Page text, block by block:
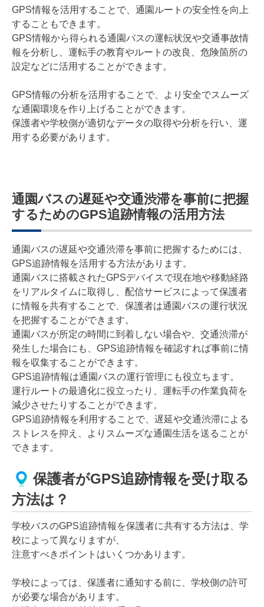
GPS情報を活用することで、通園ルートの安全性を向上
することもできます。
GPS情報から得られる通園バスの運転状況や交通事故情
報を分析し、運転手の教育やルートの改良、危険箇所の
設定などに活用することができます。
GPS情報の分析を活用することで、より安全でスムーズ
な通園環境を作り上げることができます。
保護者や学校側が適切なデータの取得や分析を行い、運
用する必要があります。
通園バスの遅延や交通渋滞を事前に把握
するためのGPS追跡情報の活用方法
通園バスの遅延や交通渋滞を事前に把握するためには、
GPS追跡情報を活用する方法があります。
通園バスに搭載されたGPSデバイスで現在地や移動経路
をリアルタイムに取得し、配信サービスによって保護者
に情報を共有することで、保護者は通園バスの運行状況
を把握することができます。
通園バスが所定の時間に到着しない場合や、交通渋滞が
発生した場合にも、GPS追跡情報を確認すれば事前に情
報を収集することができます。
GPS追跡情報は通園バスの運行管理にも役立ちます。
運行ルートの最適化に役立ったり、運転手の作業負荷を
減少させたりすることができます。
GPS追跡情報を利用することで、遅延や交通渋滞による
ストレスを抑え、よりスムーズな通園生活を送ることが
できます。
保護者がGPS追跡情報を受け取る
方法は？
学校バスのGPS追跡情報を保護者に共有する方法は、学
校によって異なりますが、
注意すべきポイントはいくつかあります。
学校によっては、保護者に通知する前に、学校側の許可
が必要な場合があります。